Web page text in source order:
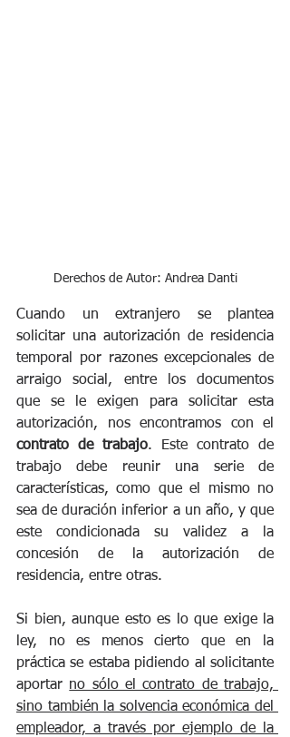
Derechos de Autor: Andrea Danti
Cuando un extranjero se plantea
solicitar una autorización de residencia
temporal por razones excepcionales de
arraigo social, entre los documentos
que se le exigen para solicitar esta
contrato de trabajo. Este contrato de
trabajo debe reunir una serie de
características, como que el mismo no
sea de duración inferior a un año, y que
este condicionada su validez a la
concesión de la autorización de
residencia, entre otras.
Si bien, aunque esto es lo que exige la
ley, no es menos cierto que en la
práctica se estaba pidiendo al solicitante
aportar no sólo el contrato de trabajo,
sino también la solvencia económica del
empleador, a través por ejemplo de la